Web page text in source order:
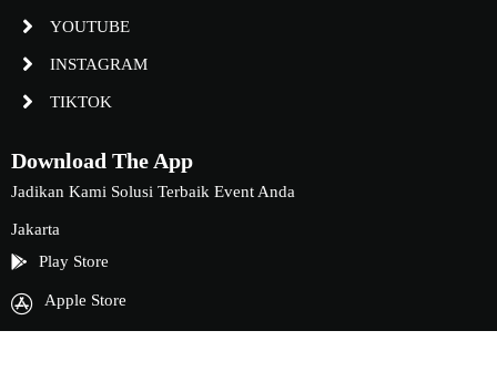
YOUTUBE
INSTAGRAM
TIKTOK
Download The App
Jadikan Kami Solusi Terbaik Event Anda
Jakarta
Play Store
Apple Store